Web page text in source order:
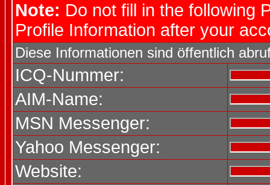
Note: Do not fill in the following
Profile Information after your
Diese Informationen sind öffentlich
ICQ-Nummer:
AIM-Name:
MSN Messenger:
Yahoo Messenger:
Website: